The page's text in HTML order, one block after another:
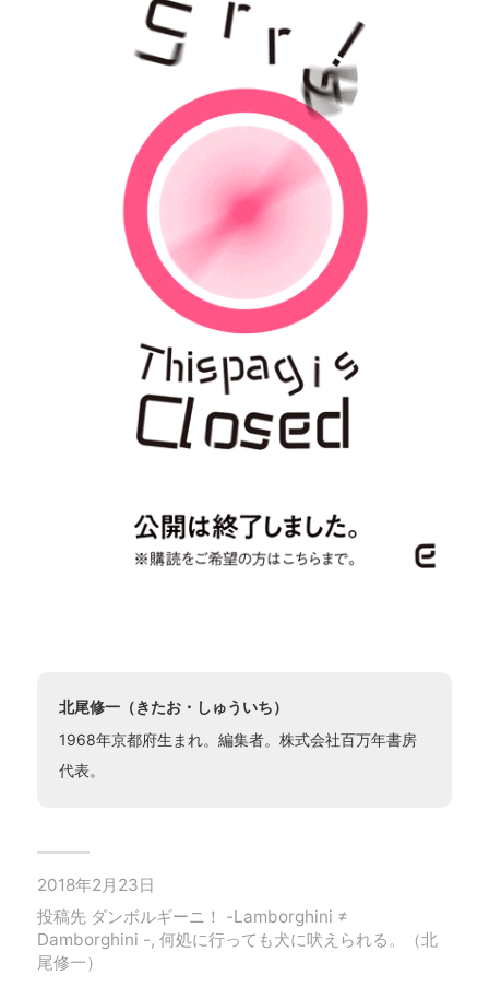
北尾修一（きたお・しゅういち）
1968年京都府生まれ。編集者。株式会社百万年書房
代表。
2018年2月23日
投稿先 ダンボルギーニ！ -Lamborghini ≠
Damborghini -, 何処に行っても犬に吠えられる。（北
尾修一）